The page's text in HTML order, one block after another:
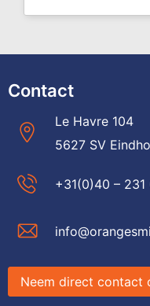
Contact
Le Havre 104
5627 SV
+31(0)40 – 231
Neem direct contact